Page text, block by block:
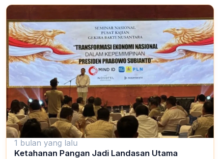
1 bulan yang lalu
Ketahanan Pangan Jadi Landasan Utama